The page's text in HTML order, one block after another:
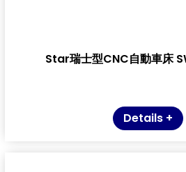
Star瑞士型CNC自動車床
Details +